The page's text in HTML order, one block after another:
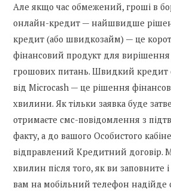
Але якщо час обмежений, гроші в
онлайн-кредит — найшвидше
кредит (або швидкозайм) — це
фінансовий продукт для
грошових питань. Швидкий кредит
від Microcash — це рішення
хвилини. Як тільки заявка буде
отримаєте смс-повідомлення з
факту, а до вашого Особистого
відправлений Кредитний договір.
хвилин після того, як ви заповните
вам на мобільний телефон надійде